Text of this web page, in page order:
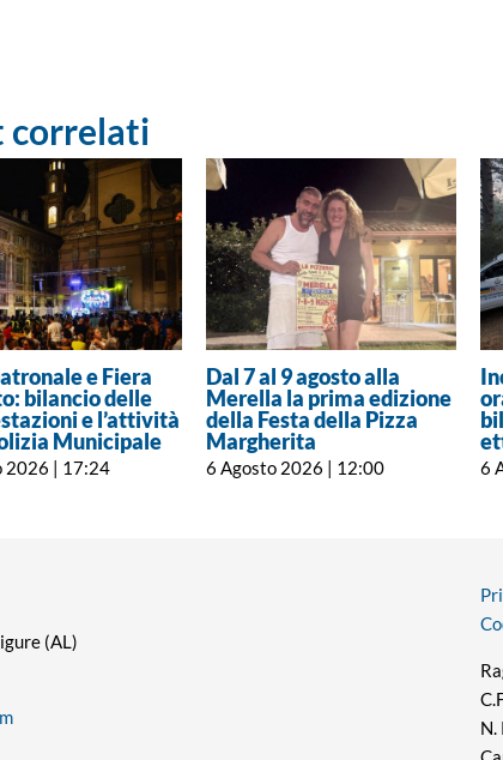
correlati
e Fiera
bilancio delle
e l’attività
Municipale
2026 | 17:24
Dal 7 al 9 agosto alla
Merella la prima edizione
della Festa della Pizza
Margherita
6 Agosto 2026 | 12:00 6
(AL)
N.